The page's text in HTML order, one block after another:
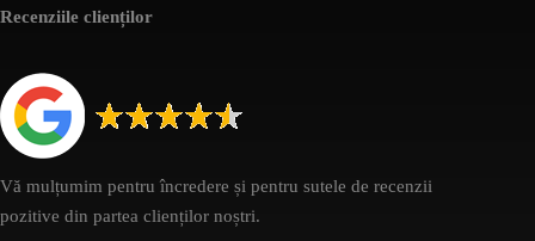
Recenziile clienților
Vă mulțumim pentru încredere și pentru sutele de recenzii
pozitive din partea clienților noștri.